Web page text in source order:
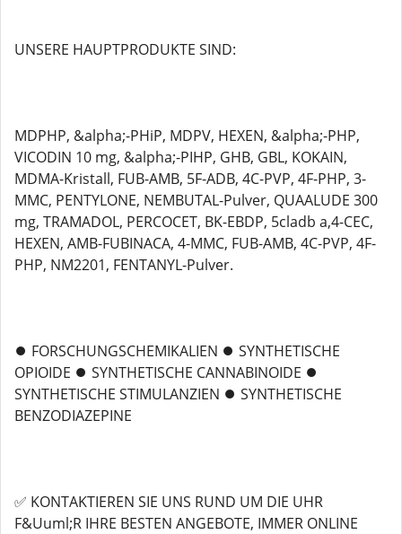
UNSERE HAUPTPRODUKTE SIND:
MDPHP, &alpha;-PHiP, MDPV, HEXEN, &alpha;-PHP,
VICODIN 10 mg, &alpha;-PIHP, GHB, GBL, KOKAIN,
MDMA-Kristall, FUB-AMB, 5F-ADB, 4C-PVP, 4F-PHP, 3-
MMC, PENTYLONE, NEMBUTAL-Pulver, QUAALUDE 300
mg, TRAMADOL, PERCOCET, BK-EBDP, 5cladb a,4-CEC,
HEXEN, AMB-FUBINACA, 4-MMC, FUB-AMB, 4C-PVP, 4F-
PHP, NM2201, FENTANYL-Pulver.
⏺️ FORSCHUNGSCHEMIKALIEN ⏺️ SYNTHETISCHE
OPIOIDE ⏺️ SYNTHETISCHE CANNABINOIDE ⏺️
SYNTHETISCHE STIMULANZIEN ⏺️ SYNTHETISCHE
BENZODIAZEPINE
✅ KONTAKTIEREN SIE UNS RUND UM DIE UHR
F&Uuml;R IHRE BESTEN ANGEBOTE, IMMER ONLINE